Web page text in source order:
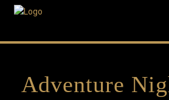
Adventure